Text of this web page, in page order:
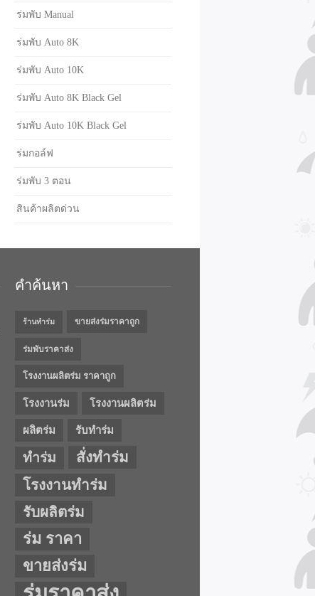
ร่มพับ Manual
ร่มพับ Auto 8K
ร่มพับ Auto 10K
ร่มพับ Auto 8K Black Gel
ร่มพับ Auto 10K Black Gel
ร่มกอล์ฟ
ร่มพับ 3 ตอน
สินค้าผลิตด่วน
คำค้นหา
ร้านทำร่ม ขายส่งร่มราคาถูก
ร่มพับราคาส่ง
โรงงานผลิตร่ม ราคาถูก
โรงงานร่ม โรงงานผลิตร่ม
ผลิตร่ม รับทำร่ม
ทำร่ม
สั่งทำร่ม
โรงงานทำร่ม
รับผลิตร่ม
ร่ม ราคา
ขายส่งร่ม